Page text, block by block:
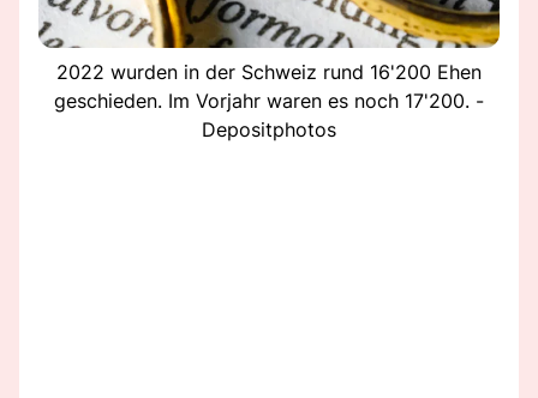
2022 wurden in der Schweiz rund 16'200 Ehen
geschieden. Im Vorjahr waren es noch 17'200. -
Depositphotos